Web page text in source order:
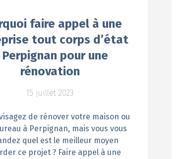
faire appel à une
tout corps d’état
Perpignan pour une
rénovation
15 juillet 2023
de rénover votre maison ou
à Perpignan, mais vous vous
quel est le meilleur moyen
ce projet ? Faire appel à une